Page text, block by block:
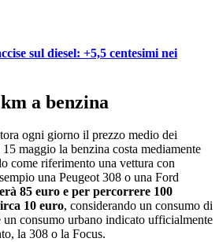
sul diesel: +5,5 centesimi nei
a benzina
ogni giorno il prezzo medio dei
maggio la benzina costa mediamente
come riferimento una vettura con
una Peugeot 308 o una Ford
85 euro e per percorrere 100
10 euro, considerando un consumo di
consumo urbano indicato ufficialmente
la 308 o la Focus.